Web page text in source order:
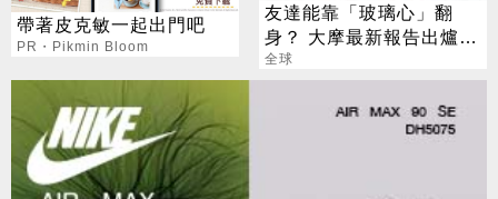
帶著皮克敏一起出門吧
PR・Pikmin Bloom
友達能靠「玻璃心」翻
身？ 大摩最新報告出爐
目標價也曝光
全球